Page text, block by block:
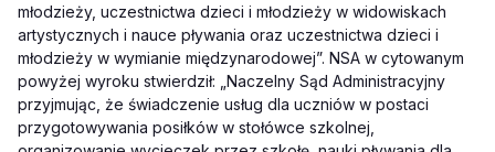
młodzieży, uczestnictwa dzieci i młodzieży w widowiskach
artystycznych i nauce pływania oraz uczestnictwa dzieci i
młodzieży w wymianie międzynarodowej”. NSA w cytowanym
powyżej wyroku stwierdził: „Naczelny Sąd Administracyjny
przyjmując, że świadczenie usług dla uczniów w postaci
przygotowywania posiłków w stołówce szkolnej,